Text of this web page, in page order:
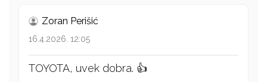
Zoran Perišić
16.4.2026. 12:05
TOYOTA, uvek dobra. 👍